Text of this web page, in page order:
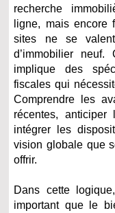
recherche
ligne, mais encore
sites ne se valent
d’immobilier neuf.
implique des
fiscales qui
Comprendre les
récentes,
intégrer les
vision globale que
offrir.
Dans cette
important que le